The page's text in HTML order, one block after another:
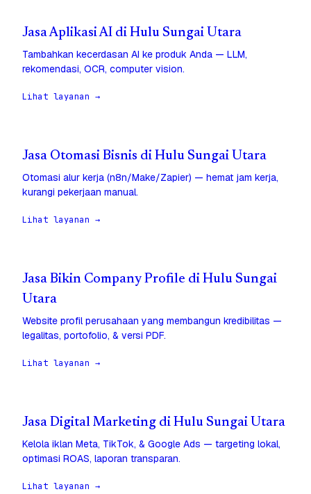
Jasa Aplikasi AI di Hulu Sungai Utara
Tambahkan kecerdasan AI ke produk Anda — LLM,
rekomendasi, OCR, computer vision.
Lihat layanan →
Jasa Otomasi Bisnis di Hulu Sungai Utara
Otomasi alur kerja (n8n/Make/Zapier) — hemat jam kerja,
kurangi pekerjaan manual.
Lihat layanan →
Jasa Bikin Company Profile di Hulu Sungai
Utara
Website profil perusahaan yang membangun kredibilitas —
legalitas, portofolio, & versi PDF.
Lihat layanan →
Jasa Digital Marketing di Hulu Sungai Utara
Kelola iklan Meta, TikTok, & Google Ads — targeting lokal,
optimasi ROAS, laporan transparan.
Lihat layanan →